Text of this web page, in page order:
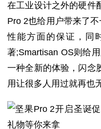
在工业设计之外的硬件
Pro 2也给用户带来了
性能方面的保证，同
著;Smartisan OS则给
一种全新的体验，闪念
用让很多人用过就再也